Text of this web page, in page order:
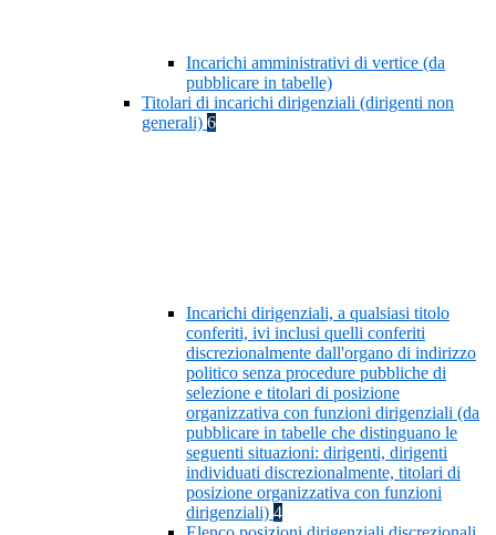
Incarichi amministrativi di vertice (da
pubblicare in tabelle)
Titolari di incarichi dirigenziali (dirigenti non
generali) 6
Incarichi dirigenziali, a qualsiasi titolo
conferiti, ivi inclusi quelli conferiti
discrezionalmente dall'organo di indirizzo
politico senza procedure pubbliche di
selezione e titolari di posizione
organizzativa con funzioni dirigenziali (da
pubblicare in tabelle che distinguano le
seguenti situazioni: dirigenti, dirigenti
individuati discrezionalmente, titolari di
posizione organizzativa con funzioni
dirigenziali) 4